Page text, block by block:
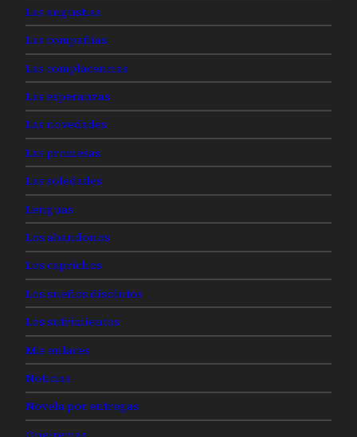
Las angustias
Las compañías
Las complacencias
Las esperanzas
Las novedades
Las promesas
Las soledades
Lenguas
Los abandonos
Los caprichos
Los sueños disolutos
Los sufrimientos
Mis enlaces
Noticias
Novela por entregas